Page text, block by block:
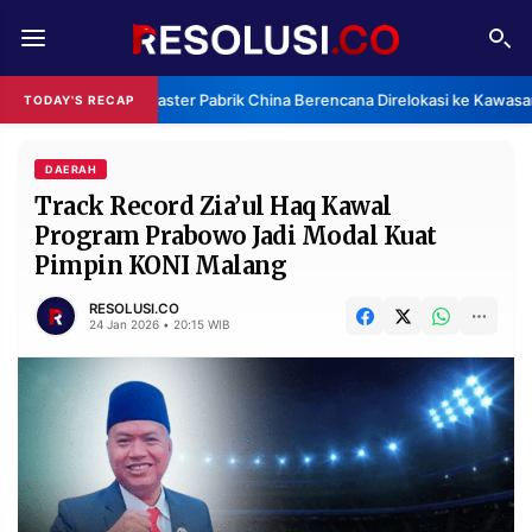
TODAY'S RECAPKlaster Pabrik China Berencana Direlokasi ke
REDAKSI TENTANG
RESOLUSI IKLAN
RUBRIKASI
EDITORIAL AKSARA
FINANSIA PERSONA
DAERAH NASIONAL
MANCA SPORT
INFORMASI
DAERAH
Track Record Zia’ul Haq Kawal
Program Prabowo Jadi Modal Kuat
Pimpin KONI Malang
RESOLUSI.CO
24 Jan 2026 • 20:15 WIB